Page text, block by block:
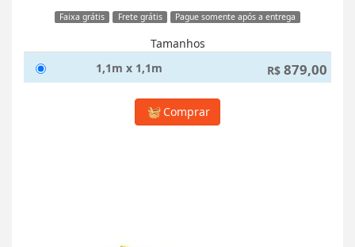
Faixa grátis Frete grátis Pague somente após a entrega
Tamanhos
1,1m x 1,1m
R$ 879,00
Comprar